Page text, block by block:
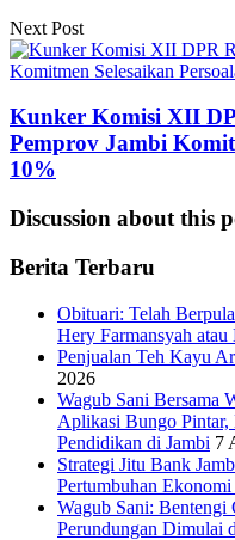
Next Post
Kunker Komisi XII
Pemprov Jambi
10%
Discussion about this
Berita Terbaru
Obituari: Telah
Hery Farmansyah
Penjualan Teh Kayu
2026
Wagub Sani Bersama
Aplikasi Bungo
Pendidikan di Jambi 7
Strategi Jitu Bank
Pertumbuhan Ekonomi
Wagub Sani: Bentengi
Perundungan Dimulai